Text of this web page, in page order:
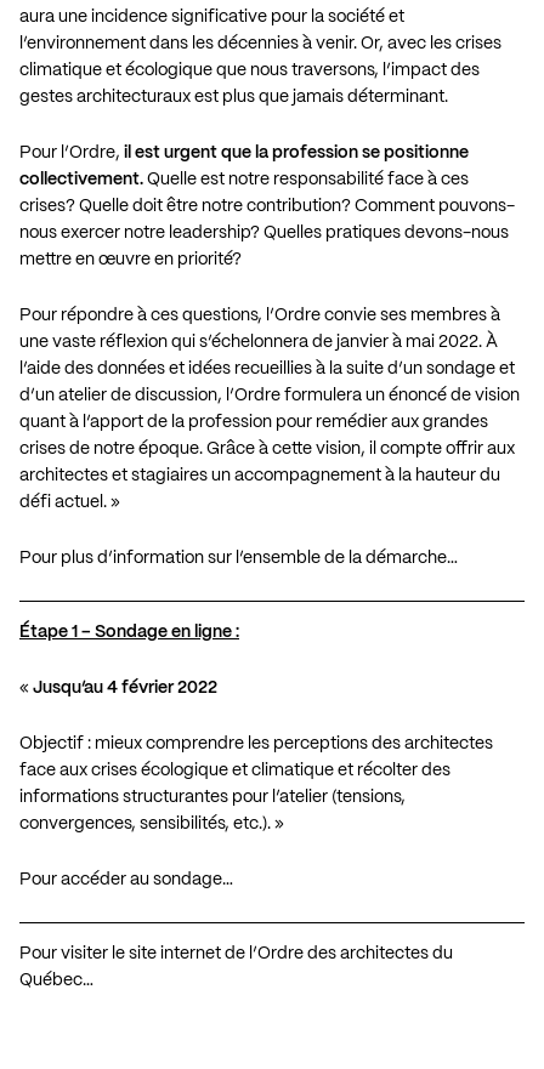
aura une incidence significative pour la société et
l’environnement dans les décennies à venir. Or, avec les crises
climatique et écologique que nous traversons, l’impact des
gestes architecturaux est plus que jamais déterminant.
Pour l’Ordre, il est urgent que la profession se positionne
collectivement. Quelle est notre responsabilité face à ces
crises? Quelle doit être notre contribution? Comment pouvons-
nous exercer notre leadership? Quelles pratiques devons-nous
mettre en œuvre en priorité?
Pour répondre à ces questions, l’Ordre convie ses membres à
une vaste réflexion qui s’échelonnera de janvier à mai 2022. À
l’aide des données et idées recueillies à la suite d’un sondage et
d’un atelier de discussion, l’Ordre formulera un énoncé de vision
quant à l’apport de la profession pour remédier aux grandes
crises de notre époque. Grâce à cette vision, il compte offrir aux
architectes et stagiaires un accompagnement à la hauteur du
défi actuel. »
Pour plus d’information sur l’ensemble de la démarche…
Étape 1 – Sondage en ligne :
« Jusqu’au 4 février 2022
Objectif : mieux comprendre les perceptions des architectes
face aux crises écologique et climatique et récolter des
informations structurantes pour l’atelier (tensions,
convergences, sensibilités, etc.). »
Pour accéder au sondage…
Pour visiter le site internet de l’Ordre des architectes du
Québec…